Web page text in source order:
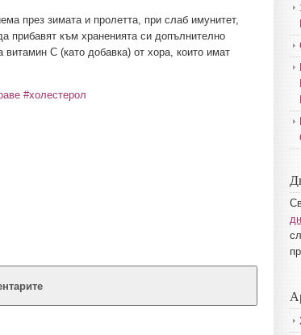
през зимата и пролетта, при слаб имунитет,
прибавят към храненията си допълнително
С (като добавка) от хора, които имат
#холестерол